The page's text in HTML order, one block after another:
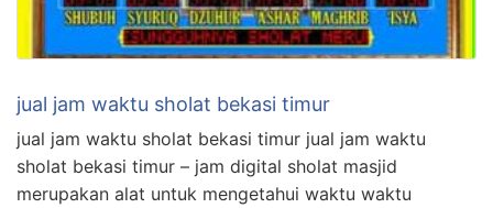
jual jam waktu sholat bekasi timur
jual jam waktu sholat bekasi timur jual jam waktu
sholat bekasi timur – jam digital sholat masjid
merupakan alat untuk mengetahui waktu waktu